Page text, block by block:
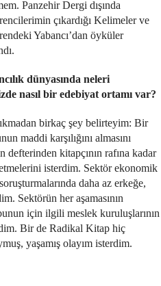
Panzehir Dergi dışında
çıkardığı Kelimeler ve
Yabancı’dan öyküler
dünyasında neleri
nasıl bir edebiyat ortamı var?
birkaç şey belirteyim: Bir
maddi karşılığını almasını
defterinden kitapçının rafına kadar
isterdim. Sektör ekonomik
daha az erkeğe,
Sektörün her aşamasının
için ilgili meslek kuruluşlarının
Bir de Radikal Kitap hiç
yaşamış olayım isterdim.